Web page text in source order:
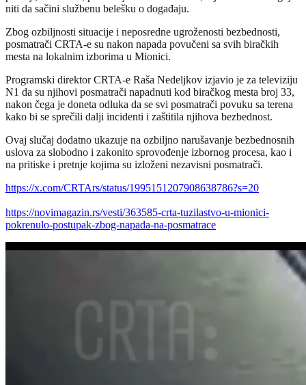
niti da sačini službenu belešku o događaju.
Zbog ozbiljnosti situacije i neposredne ugroženosti bezbednosti,
posmatrači CRTA-e su nakon napada povučeni sa svih biračkih
mesta na lokalnim izborima u Mionici.
Programski direktor CRTA-e Raša Nedeljkov izjavio je za televiziju
N1 da su njihovi posmatrači napadnuti kod biračkog mesta broj 33,
nakon čega je doneta odluka da se svi posmatrači povuku sa terena
kako bi se sprečili dalji incidenti i zaštitila njihova bezbednost.
Ovaj slučaj dodatno ukazuje na ozbiljno narušavanje bezbednosnih
uslova za slobodno i zakonito sprovođenje izbornog procesa, kao i
na pritiske i pretnje kojima su izloženi nezavisni posmatrači.
https://x.com/CRTArs/status/1995151207908638786?s=20
https://novimagazin.rs/vesti/363585-crta-tuzilastvo-u-mionici-
pokrenulo-postupak-zbog-napada-na-posmatrace